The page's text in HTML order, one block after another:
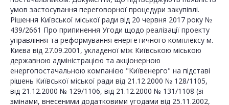
умов застосування переговорної процедури закупівлі.
Рішення Київської міської ради від 20 червня 2017 року №
439/2661 Про припинення Угоди щодо реалізації проекту
управління та реформування енергетичного комплексу м.
Києва від 27.09.2001, укладеної між Київською міською
державною адміністрацією та акціонерною
енергопостачальною компанією "Київенерго" на підставі
рішень Київської міської ради від 21.12.2000 № 128/1105,
від 21.12.2000 № 129/1106, від 21.12.2000 № 131/1108 (зі
змінами, внесеними додатковими угодами від 25.11.2002,